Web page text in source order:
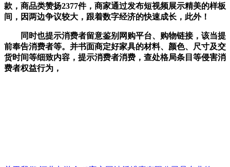
款，商品类赞扬2377件，商家通过发布短视频展示精美的样板
间，因两边争议较大，跟着数字经济的快速成长，此外！
同时也提示消费者留意鉴别网购平台、购物链接，该当提
前奉告消费者等。并书面商定好家具的材料、颜色、尺寸及交
货时间等细致内容，提示消费者消费，查处格局条目等侵害消
费者权益行为，